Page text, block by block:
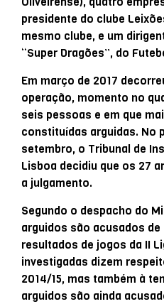
presidente do clube
mesmo clube, e um
“Super Dragões”, do
Em março de 2017
operação, momento no
seis pessoas e em que
constituídas arguidas. No
setembro, o Tribunal de
Lisboa decidiu que os 27
a julgamento.
Segundo o despacho do
arguidos são acusados de
resultados de jogos da II
investigadas dizem
2014/15, mas também à
arguidos são ainda